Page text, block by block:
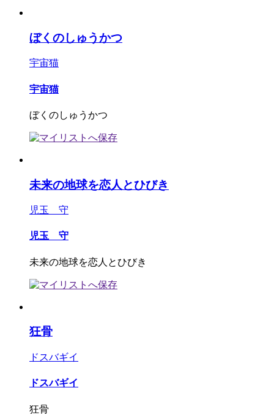
ぼくのしゅうかつ
宇宙猫
宇宙猫
ぼくのしゅうかつ
未来の地球を恋人とひびき
児玉 守
児玉 守
未来の地球を恋人とひびき
狂骨
ドスバギイ
ドスバギイ
狂骨